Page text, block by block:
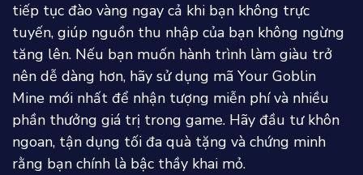
tiếp tục đào vàng ngay cả khi bạn không trực
tuyến, giúp nguồn thu nhập của bạn không ngừng
tăng lên. Nếu bạn muốn hành trình làm giàu trở
nên dễ dàng hơn, hãy sử dụng mã Your Goblin
Mine mới nhất để nhận tượng miễn phí và nhiều
phần thưởng giá trị trong game. Hãy đầu tư khôn
ngoan, tận dụng tối đa quà tặng và chứng minh
rằng bạn chính là bậc thầy khai mỏ.